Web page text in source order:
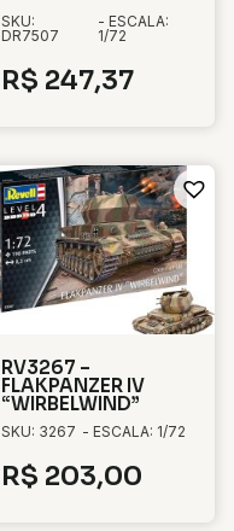
SKU:
DR7507
- ESCALA:
1/72
R$ 247,37
RV3267 –
FLAKPANZER IV
“WIRBELWIND”
SKU: 3267 - ESCALA: 1/72
R$ 203,00